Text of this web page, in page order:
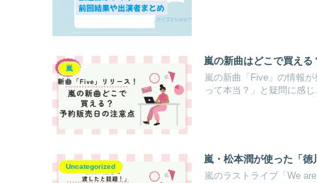
嵐
嵐の新曲はどこで買え
嵐の新曲「Five」の情報
って本当？」と疑問に感じ
Uncategorized
嵐・松本潤が使った「
嵐のラストライブ「We